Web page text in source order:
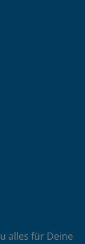
alles für Deine